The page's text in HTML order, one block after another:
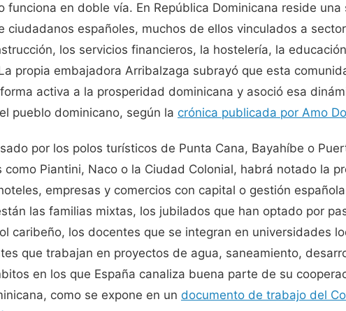
funciona en doble vía. En República Dominicana reside una
ciudadanos españoles, muchos de ellos vinculados a
los servicios financieros, la hostelería, la
propia embajadora Arribalzaga subrayó que esta
activa a la prosperidad dominicana y asoció esa
pueblo dominicano, según la crónica publicada por Amo
por los polos turísticos de Punta Cana, Bayahíbe o
como Piantini, Naco o la Ciudad Colonial, habrá notado la
empresas y comercios con capital o gestión
las familias mixtas, los jubilados que han optado por
caribeño, los docentes que se integran en universidades
que trabajan en proyectos de agua, saneamiento,
en los que España canaliza buena parte de su
como se expone en un documento de trabajo del